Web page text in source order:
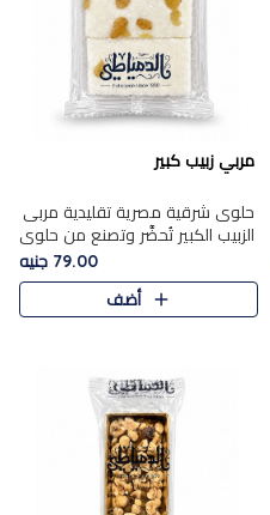
مربي زبيب كبير
حلوى شرقية مصرية تقليدية مربى
الزبيب الكبير تُحضَّر وتصنع من حلوي
جوز الهند باسد بقوام طري ومذاق
غني، وتُزين وتغطا بحبات الزبيب
الذهبي التي ..
79.00 جنيه
أضف